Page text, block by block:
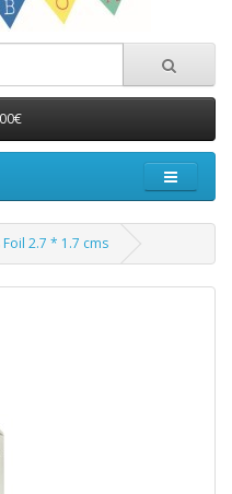
2.7 * 1.7 cms